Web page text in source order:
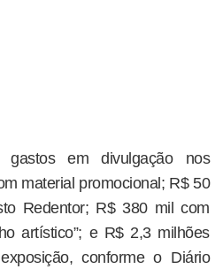
gastos em divulgação nos
material promocional; R$ 50
Redentor; R$ 380 mil com
artístico”; e R$ 2,3 milhões
conforme o Diário